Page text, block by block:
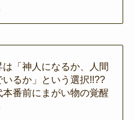
は「神人になるか、人間
いるか」という選択!!??
本番前にまがい物の覚醒